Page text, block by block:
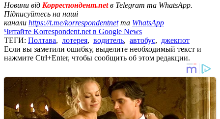
Новини від Корреспондент.netв Telegram та WhatsApp.
Підписуйтесь на наші
канали https://t.me/korrespondentnetта WhatsApp
Читайте Korrespondent.net в Google News
ТЕГИ: Полтава, лотерея, водитель, автобус, джекпот
Если вы заметили ошибку, выделите необходимый текст и
нажмите Ctrl+Enter, чтобы сообщить об этом редакции.